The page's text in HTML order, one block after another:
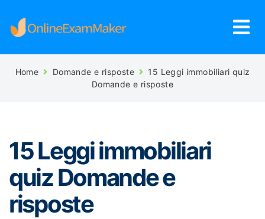
Home Domande e risposte
15 Leggi immobiliari quiz
Domande e risposte
15 Leggi immobiliari
quiz Domande e
risposte